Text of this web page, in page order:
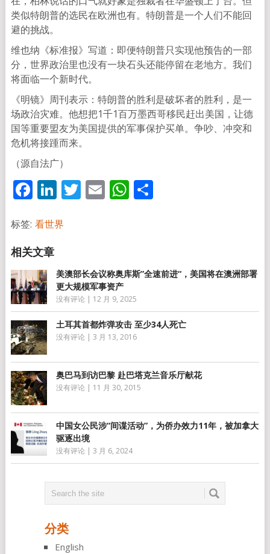
类似特朗普的选民在欧洲也有。特朗普是一个人们不能回
避的挑战。
维也纳《标准报》写道：即便特朗普只实现他预告的一部
分，世界政治里也没有一块石头还能停留在老地方。我们
将面临一个新时代。
《明镜》周刊表示：特朗普的胜利是破坏者的胜利，是一
场政治灾难。他想把1千1百万墨西哥移民赶出美国，让德
国等重要盟友为美国提供的军事保护买单。争吵、冲突和
危机将接踵而来。
（源自法广）
Facebook
LinkedIn
Twitter
EmailWhatsApp
分
标签: 看世界
美澳部长会议称奥库斯”全速前进“，美国将在澳洲部署
更大规模军事资产
没有评论 | 12 月 9, 2025
土耳其首都炸弹攻击 至少34人死亡
没有评论 | 3 月 13, 2016
奥巴马到访巴黎 赴巴塔克兰音乐厅献花
没有评论 | 11 月 30, 2015
中国女公民涉“间谍活动”，为侨办效力11年，被加拿大
驱逐出境
没有评论 | 3 月 6, 2024
分类
English